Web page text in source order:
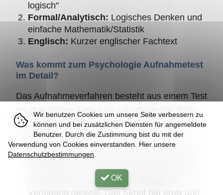
logisch"
Formal/Analytisch: Logisches Denken und
einfache Mathematik/Statistik
Englisch: Kurzer englischer Fachtext
Was kommt zum Psychologie Aufnahmetest
im Detail?
Das Aufnahmeverfahren besteht aus einem Test
mit drei Teilen. Sehen wir uns diese drei Teile
der Aufnahmeprüfung nun etwas genauer an.
Theorie:Hier geht es darum, dass man in
der Lage ist, sich Wissen aus der Literatur
anzueignen. Als einfach gesagt, dass man
Lernen kann. Dazu wird ein
Verfügung gestellt. Das Skript hat etwa 300
Wir benutzen Cookies um unsere Seite verbessern zu
können und bei zusätzlichen Diensten für angemeldete
Benutzer. Durch die Zustimmung bist du mit der
Verwendung von Cookies einverstanden. Hier unsere
Datenschutzbestimmungen
OK